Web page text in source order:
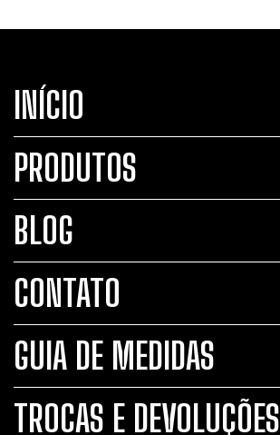
INÍCIO
PRODUTOS
BLOG
CONTATO
GUIA DE MEDIDAS
TROCAS E DEVOLUÇÕES